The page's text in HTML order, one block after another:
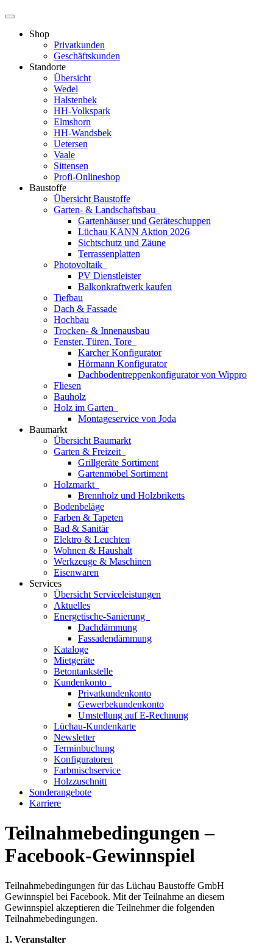
Shop
Privatkunden
Geschäftskunden
Standorte
Übersicht
Wedel
Halstenbek
HH-Volkspark
Elmshorn
HH-Wandsbek
Uetersen
Vaale
Sittensen
Profi-Onlineshop
Baustoffe
Übersicht Baustoffe
Garten- & Landschaftsbau
Gartenhäuser und Geräteschuppen
Lüchau KANN Aktion 2026
Sichtschutz und Zäune
Terrassenplatten
Photovoltaik
PV Dienstleister
Balkonkraftwerk kaufen
Tiefbau
Dach & Fassade
Hochbau
Trocken- & Innenausbau
Fenster, Türen, Tore
Karcher Konfigurator
Hörmann Konfigurator
Dachbodentreppenkonfigurator von Wippro
Fliesen
Bauholz
Holz im Garten
Montageservice von Joda
Baumarkt
Übersicht Baumarkt
Garten & Freizeit
Grillgeräte Sortiment
Gartenmöbel Sortiment
Holzmarkt
Brennholz und Holzbriketts
Bodenbeläge
Farben & Tapeten
Bad & Sanitär
Elektro & Leuchten
Wohnen & Haushalt
Werkzeuge & Maschinen
Eisenwaren
Services
Übersicht Serviceleistungen
Aktuelles
Energetische-Sanierung
Dachdämmung
Fassadendämmung
Kataloge
Mietgeräte
Betontankstelle
Kundenkonto
Privatkundenkonto
Gewerbekundenkonto
Umstellung auf E-Rechnung
Lüchau-Kundenkarte
Newsletter
Terminbuchung
Konfiguratoren
Farbmischservice
Holzzuschnitt
Sonderangebote
Karriere
Teilnahmebedingungen –
Facebook-Gewinnspiel
Teilnahmebedingungen für das Lüchau Baustoffe GmbH
Gewinnspiel bei Facebook. Mit der Teilnahme an diesem
Gewinnspiel akzeptieren die Teilnehmer die folgenden
Teilnahmebedingungen.
1. Veranstalter